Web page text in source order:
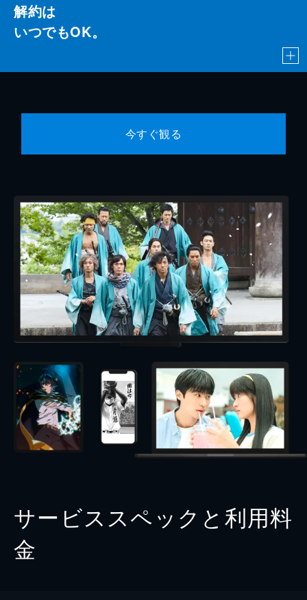
解約は
いつでもOK。
今すぐ観る
サービススペックと利用料
金